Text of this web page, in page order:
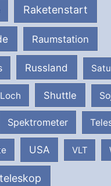
Raketenstart
Raumstation
Russland
Shuttle
Spektrometer
USA VLT